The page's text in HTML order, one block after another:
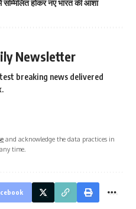
होकर नए भारत की आशा
Newsletter
breaking news delivered
and acknowledge the data practices in
time.